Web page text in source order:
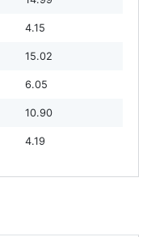
4.15
15.02
6.05
10.90
4.19